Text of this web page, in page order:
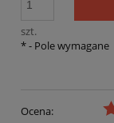
szt.
*- Pole wymagane
Ocena: